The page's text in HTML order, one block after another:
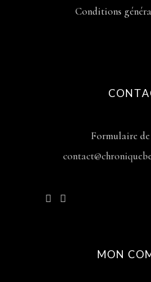
Conditions
Formulaire
MON